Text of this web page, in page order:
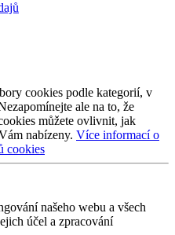
cookies podle kategorií, v
ale na to, že
můžete ovlivnit, jak
nabízeny. Více informací o
cookies
našeho webu a všech
účel a zpracování